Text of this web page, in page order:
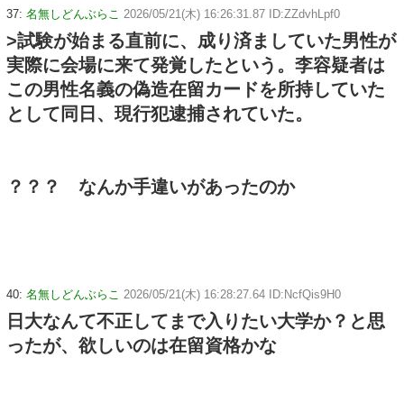
37: 名無しどんぶらこ 2026/05/21(木) 16:26:31.87 ID:ZZdvhLpf0
>試験が始まる直前に、成り済ましていた男性が
実際に会場に来て発覚したという。李容疑者は
この男性名義の偽造在留カードを所持していた
として同日、現行犯逮捕されていた。
？？？ なんか手違いがあったのか
40: 名無しどんぶらこ 2026/05/21(木) 16:28:27.64 ID:NcfQis9H0
日大なんて不正してまで入りたい大学か？と思
ったが、欲しいのは在留資格かな